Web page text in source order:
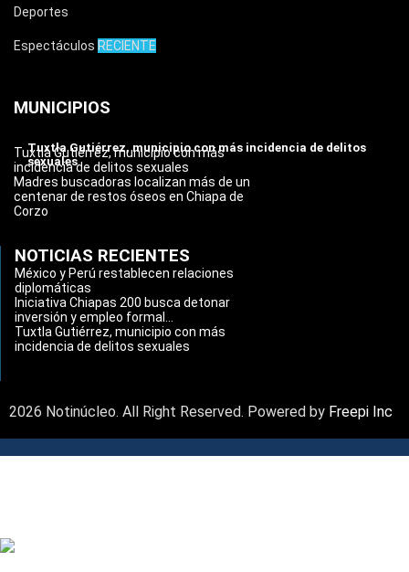
Deportes
Espectáculos RECIENTE
MUNICIPIOS
Tuxtla Gutiérrez, municipio con más incidencia de delitos
sexuales
Tuxtla Gutiérrez, municipio con más
incidencia de delitos sexuales
Madres buscadoras localizan más de un
centenar de restos óseos en Chiapa de
Corzo
NOTICIAS RECIENTES
México y Perú restablecen relaciones
diplomáticas
Iniciativa Chiapas 200 busca detonar
inversión y empleo formal...
Tuxtla Gutiérrez, municipio con más
incidencia de delitos sexuales
2026 Notinúcleo. All Right Reserved. Powered by Freepi Inc